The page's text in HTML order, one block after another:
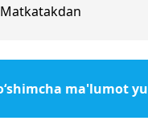
Matkatakdan
ma'lumot